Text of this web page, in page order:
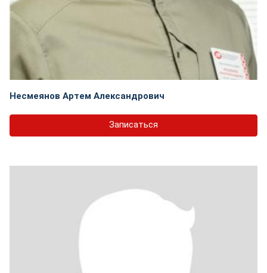
Несмеянов Артем Александрович
Записаться